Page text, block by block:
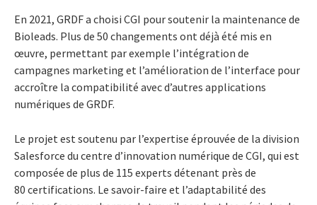
En 2021, GRDF a choisi CGI pour soutenir la maintenance de
Bioleads. Plus de 50 changements ont déjà été mis en
œuvre, permettant par exemple l’intégration de
campagnes marketing et l’amélioration de l’interface pour
accroître la compatibilité avec d’autres applications
numériques de GRDF.
Le projet est soutenu par l’expertise éprouvée de la division
Salesforce du centre d’innovation numérique de CGI, qui est
composée de plus de 115 experts détenant près de
80 certifications. Le savoir-faire et l’adaptabilité des